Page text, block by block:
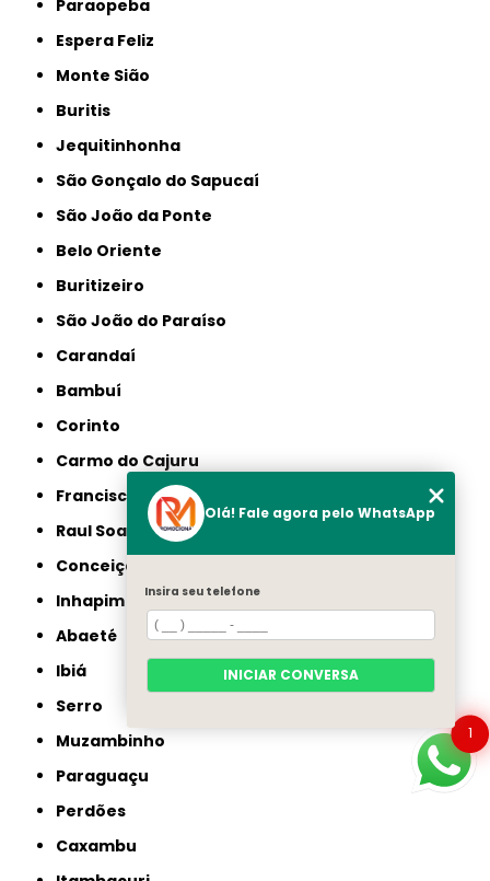
Paraopeba
Espera Feliz
Monte Sião
Buritis
Jequitinhonha
São Gonçalo do Sapucaí
São João da Ponte
Belo Oriente
Buritizeiro
São João do Paraíso
Carandaí
Bambuí
Corinto
Carmo do Cajuru
Francisco Sá
Raul Soares
Conceição do Mato Dentro
Inhapim
Abaeté
Ibiá
Serro
Muzambinho
Paraguaçu
Perdões
Caxambu
1
Olá! Fale agora pelo WhatsApp
Insira seu telefone
INICIAR CONVERSA